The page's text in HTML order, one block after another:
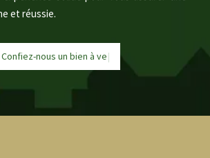
et réussie.
nous un bien àvendr